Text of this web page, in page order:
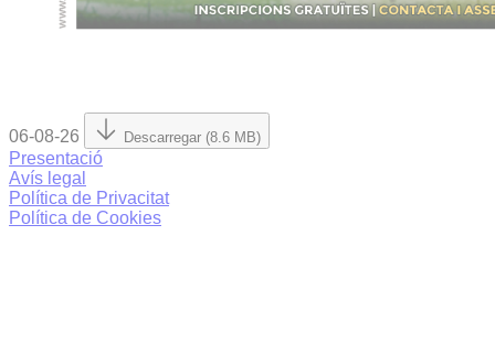
06-08-26 Descarregar (8.6 MB)
Presentació
Avís legal
Política de Privacitat
Política de Cookies